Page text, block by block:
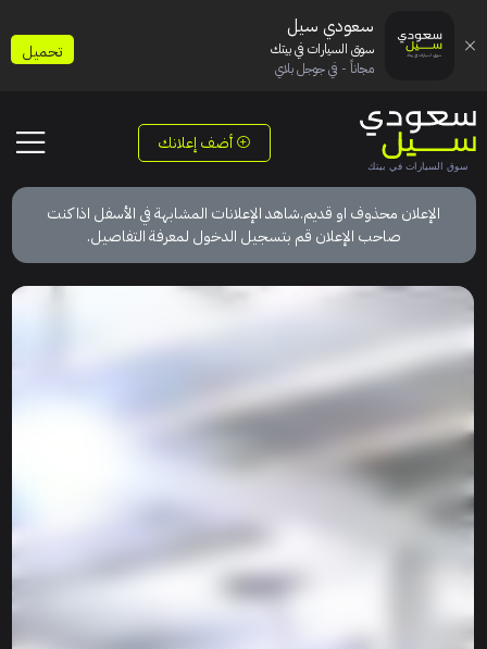
أضف إعلانك
الإعلان محذوف او قديم.شاهد الإعلانات المشابهة في الأسفل اذا كنت
صاحب الإعلان قم بتسجيل الدخول لمعرفة التفاصيل.
سعودي سيل
سوق السيارات في بيتك
مجاناً - في جوجل بلاي
تحميل